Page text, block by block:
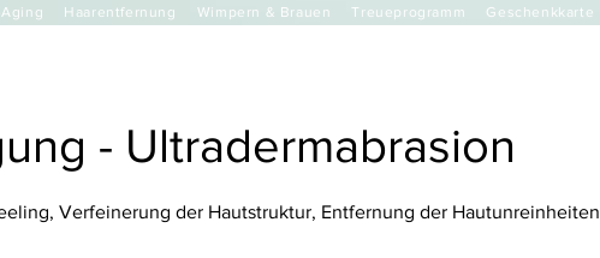
Haarentfernung Wimpern & Brauen Treueprogramm Geschenkkarte
- Ultradermabrasion
Verfeinerung der Hautstruktur, Entfernung der Hautunreinheiten